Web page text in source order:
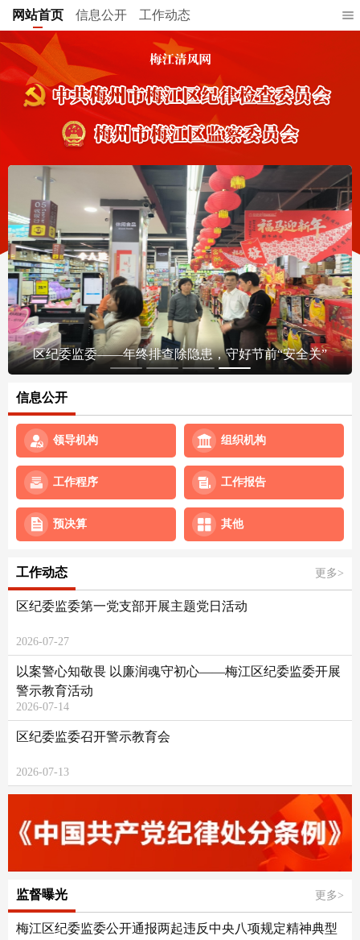
网站首页 信息公开 工作动态
区纪委监委——年终排查除隐患，守好节前“安全关”
信息公开
领导机构 组织机构
工作程序 工作报告
预决算 其他
工作动态 更多>
区纪委监委第一党支部开展主题党日活动
2026-07-27
以案警心知敬畏 以廉润魂守初心——梅江区纪委监委开展
警示教育活动
2026-07-14
区纪委监委召开警示教育会
2026-07-13
监督曝光 更多>
梅江区纪委监委公开通报两起违反中央八项规定精神典型